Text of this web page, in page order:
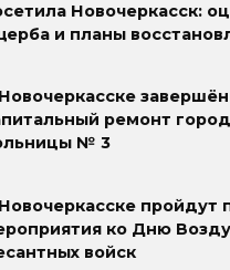
Новочеркасск:
и планы
завершён
ремонт
№ 3
пройдут
ко Дню
войск